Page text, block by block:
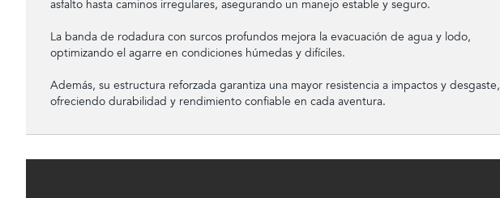
asfalto hasta caminos irregulares, asegurando un manejo estable y seguro.
La banda de rodadura con surcos profundos mejora la evacuación de agua y lodo,
optimizando el agarre en condiciones húmedas y difíciles.
Además, su estructura reforzada garantiza una mayor resistencia a impactos y desgaste,
ofreciendo durabilidad y rendimiento confiable en cada aventura.